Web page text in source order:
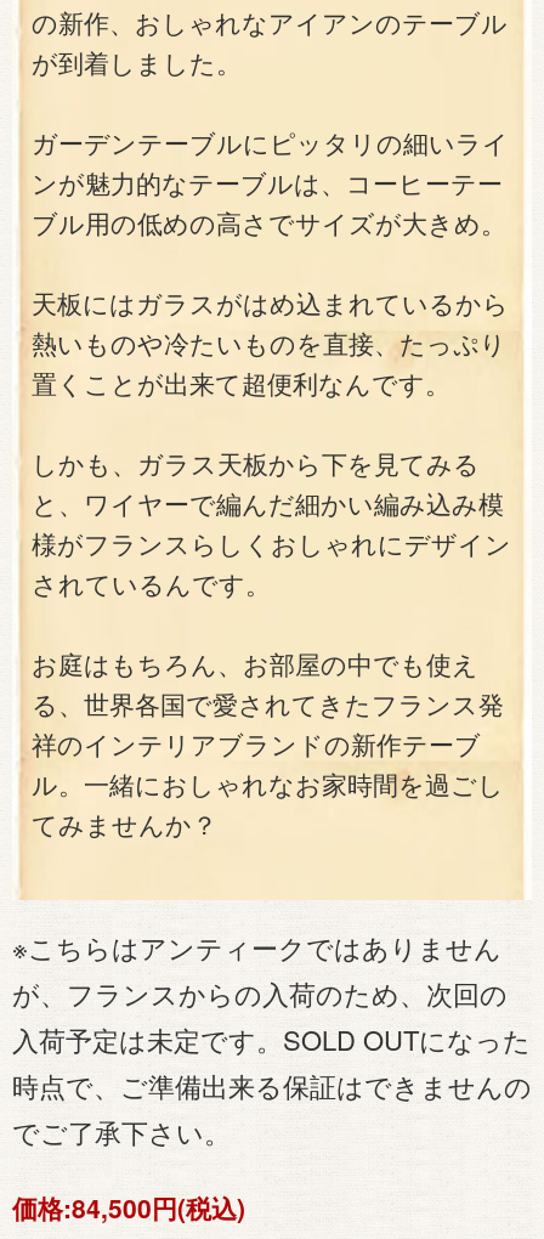
の新作、おしゃれなアイアンのテーブル
が到着しました。
ガーデンテーブルにピッタリの細いライ
ンが魅力的なテーブルは、コーヒーテー
ブル用の低めの高さでサイズが大きめ。
天板にはガラスがはめ込まれているから
熱いものや冷たいものを直接、たっぷり
置くことが出来て超便利なんです。
しかも、ガラス天板から下を見てみる
と、ワイヤーで編んだ細かい編み込み模
様がフランスらしくおしゃれにデザイン
されているんです。
お庭はもちろん、お部屋の中でも使え
る、世界各国で愛されてきたフランス発
祥のインテリアブランドの新作テーブ
ル。一緒におしゃれなお家時間を過ごし
てみませんか？
※こちらはアンティークではありません
が、フランスからの入荷のため、次回の
入荷予定は未定です。SOLD OUTになった
時点で、ご準備出来る保証はできませんの
でご了承下さい。
価格:84,500円(税込)